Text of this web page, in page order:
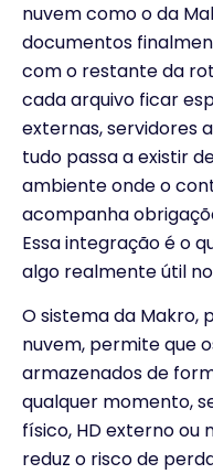
nuvem como o da
documentos
com o restante da
cada arquivo ficar
externas, servidores
tudo passa a existir
ambiente onde o
acompanha
Essa integração é o
algo realmente útil no
O sistema da
nuvem, permite que
armazenados de
qualquer momento,
físico, HD externo ou
reduz o risco de